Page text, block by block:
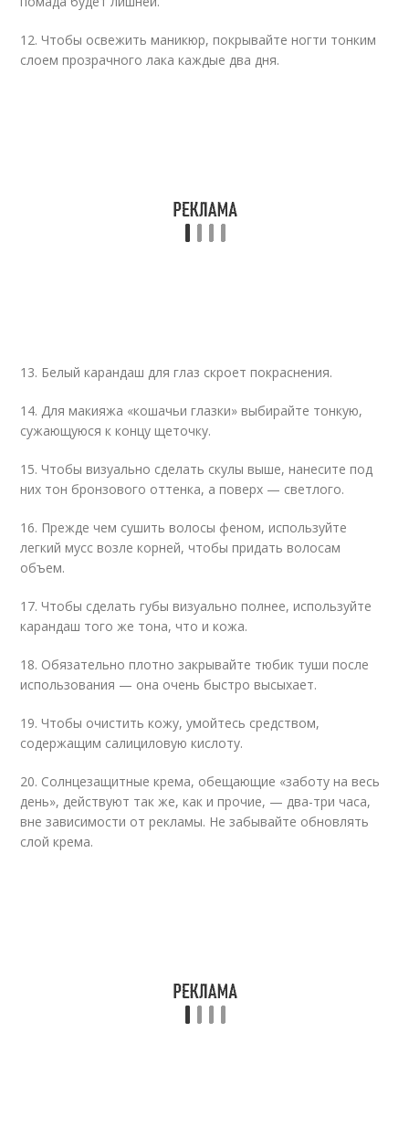
12. Чтобы освежить маникюр, покрывайте ногти тонким
слоем прозрачного лака каждые два дня.
13. Белый карандаш для глаз скроет покраснения.
14. Для макияжа «кошачьи глазки» выбирайте тонкую,
сужающуюся к концу щеточку.
15. Чтобы визуально сделать скулы выше, нанесите под
них тон бронзового оттенка, а поверх — светлого.
16. Прежде чем сушить волосы феном, используйте
легкий мусс возле корней, чтобы придать волосам
объем.
17. Чтобы сделать губы визуально полнее, используйте
карандаш того же тона, что и кожа.
18. Обязательно плотно закрывайте тюбик туши после
использования — она очень быстро высыхает.
19. Чтобы очистить кожу, умойтесь средством,
содержащим салициловую кислоту.
20. Солнцезащитные крема, обещающие «заботу на весь
день», действуют так же, как и прочие, — два-три часа,
вне зависимости от рекламы. Не забывайте обновлять
слой крема.